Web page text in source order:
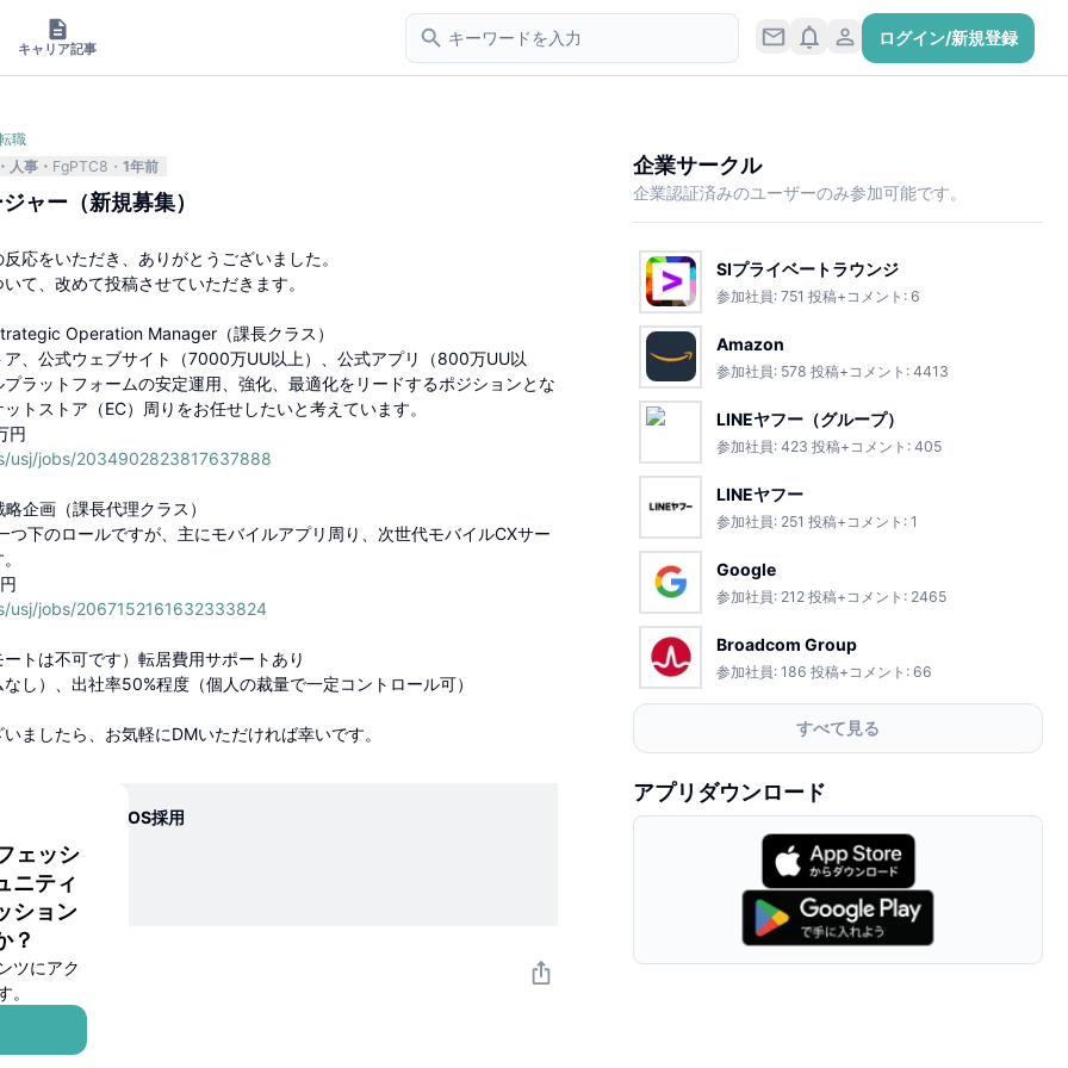
キャリア記事
ログイン/新規登録
ェッシ
ニティ
ション
？
ツにアク
。
職
人事
FgPTC8 1年前
ャー（新規募集）
応をいただき、ありがとうございました。
て、改めて投稿させていただきます。
Operation Manager（課長クラス）
、公式ウェブサイト（7000万UU以上）、公式アプリ（800万UU以
ラットフォームの安定運用、強化、最適化をリードするポジションとな
トストア（EC）周りをお任せしたいと考えています。
円
usj/jobs/2034902823817637888
企画（課長代理クラス）
下のロールですが、主にモバイルアプリ周り、次世代モバイルCXサー
usj/jobs/2067152161632333824
トは不可です）転居費用サポートあり
し）、出社率50%程度（個人の裁量で一定コントロール可）
ましたら、お気軽にDMいただければ幸いです。
んでした | HRMOS採用
5
企業サークル
企業認証済みのユーザーのみ参加可能です。
SIプライベートラウンジ
参加社員: 751 投稿+コメント: 6
Amazon
参加社員: 578 投稿+コメント: 4413
LINEヤフー（グループ）
参加社員: 423 投稿+コメント: 405
LINEヤフー
参加社員: 251 投稿+コメント: 1
Google
参加社員: 212 投稿+コメント: 2465
Broadcom Group
参加社員: 186 投稿+コメント: 66
すべて見る
アプリダウンロード